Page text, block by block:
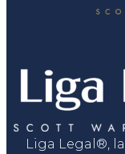
Liga Legal®,